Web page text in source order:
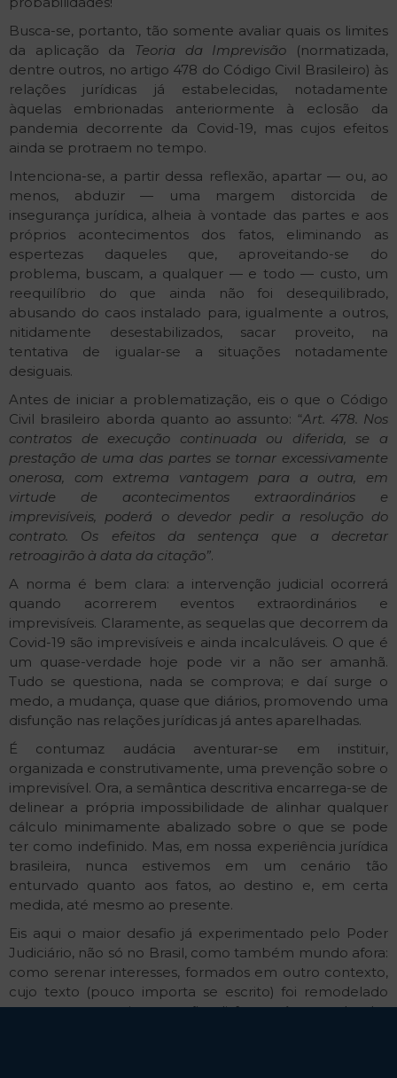
Busca-se, portanto, tão somente avaliar quais os limites
da aplicação da Teoria da Imprevisão (normatizada,
dentre outros, no artigo 478 do Código Civil Brasileiro) às
relações jurídicas já estabelecidas, notadamente
àquelas embrionadas anteriormente à eclosão da
pandemia decorrente da Covid-19, mas cujos efeitos
ainda se protraem no tempo.
Intenciona-se, a partir dessa reflexão, apartar — ou, ao
menos, abduzir — uma margem distorcida de
insegurança jurídica, alheia à vontade das partes e aos
próprios acontecimentos dos fatos, eliminando as
espertezas daqueles que, aproveitando-se do
problema, buscam, a qualquer — e todo — custo, um
reequilíbrio do que ainda não foi desequilibrado,
abusando do caos instalado para, igualmente a outros,
nitidamente desestabilizados, sacar proveito, na
tentativa de igualar-se a situações notadamente
desiguais.
Antes de iniciar a problematização, eis o que o Código
Civil brasileiro aborda quanto ao assunto: “Art. 478. Nos
contratos de execução continuada ou diferida, se a
prestação de uma das partes se tornar excessivamente
onerosa, com extrema vantagem para a outra, em
virtude de acontecimentos extraordinários e
imprevisíveis, poderá o devedor pedir a resolução do
contrato. Os efeitos da sentença que a decretar
retroagirão à data da citação”.
A norma é bem clara: a intervenção judicial ocorrerá
quando acorrerem eventos extraordinários e
imprevisíveis. Claramente, as sequelas que decorrem da
Covid-19 são imprevisíveis e ainda incalculáveis. O que é
um quase-verdade hoje pode vir a não ser amanhã.
Tudo se questiona, nada se comprova; e daí surge o
medo, a mudança, quase que diários, promovendo uma
disfunção nas relações jurídicas já antes aparelhadas.
É contumaz audácia aventurar-se em instituir,
organizada e construtivamente, uma prevenção sobre o
imprevisível. Ora, a semântica descritiva encarrega-se de
delinear a própria impossibilidade de alinhar qualquer
cálculo minimamente abalizado sobre o que se pode
ter como indefinido. Mas, em nossa experiência jurídica
brasileira, nunca estivemos em um cenário tão
enturvado quanto aos fatos, ao destino e, em certa
medida, até mesmo ao presente.
Eis aqui o maior desafio já experimentado pelo Poder
Judiciário, não só no Brasil, como também mundo afora:
como serenar interesses, formados em outro contexto,
cujo texto (pouco importa se escrito) foi remodelado
por um acontecimento tão disforme à vontade das